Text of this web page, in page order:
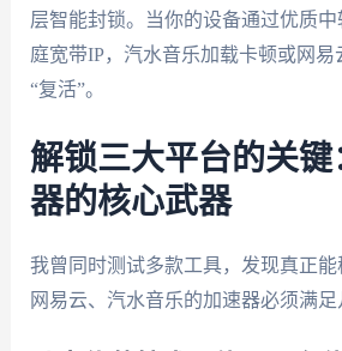
层智能封锁。当你的设备通过优质
庭宽带IP，汽水音乐加载卡顿或网易
“复活”。
解锁三大平台的关键
器的核心武器
我曾同时测试多款工具，发现真正能
网易云、汽水音乐的加速器必须满足